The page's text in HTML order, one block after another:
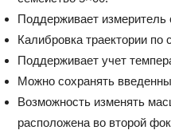
Поддерживает измеритель
Калибровка траектории
Поддерживает учет
Можно сохранять
Возможность изменять
расположена во второй